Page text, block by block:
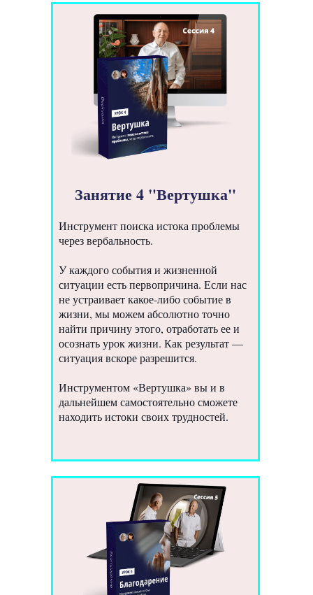
Занятие 4 "Вертушка"
Инструмент поиска истока проблемы
через вербальность.
У каждого события и жизненной
ситуации есть первопричина. Если нас
не устраивает какое-либо событие в
жизни, мы можем абсолютно точно
найти причину этого, отработать ее и
осознать урок жизни. Как результат —
ситуация вскоре разрешится.
Инструментом «Вертушка» вы и в
дальнейшем самостоятельно сможете
находить истоки своих трудностей.